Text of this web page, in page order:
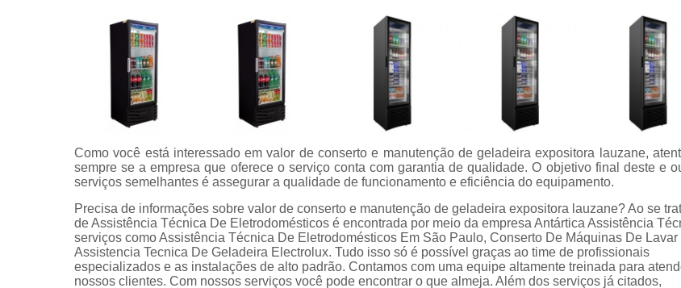
Consertos de
geladeiras
expositoras
Instalação de
fogões
Instalação de
máquinas de
Assistencia
Assistencia
Assistencia
Assistencia Tecnica para Ar
Assistencia Tecnica de Geladeira
Assistencia Tecnica
Assistencia Tecnica Resfriar
Electrolux Geladeira
Geladeira Electrolux
Assistencia Tecnica de Refrigerador
Como você está interessado em valor de conserto e manutenção de geladeira expositora lauzane,
sempre se a empresa que oferece o serviço conta com garantia de qualidade. O objetivo final deste e
serviços semelhantes é assegurar a qualidade de funcionamento e eficiência do equipamento.
Precisa de informações sobre valor de conserto e manutenção de geladeira expositora lauzane? Ao se
de Assistência Técnica De Eletrodomésticos é encontrada por meio da empresa Antártica Assistência
serviços como Assistência Técnica De Eletrodomésticos Em São Paulo, Conserto De Máquinas De Lavar
Assistencia Tecnica De Geladeira Electrolux. Tudo isso só é possível graças ao time de profissionais
especializados e as instalações de alto padrão. Contamos com uma equipe altamente treinada para
nossos clientes. Com nossos serviços você pode encontrar o que almeja. Além dos serviços já citados,